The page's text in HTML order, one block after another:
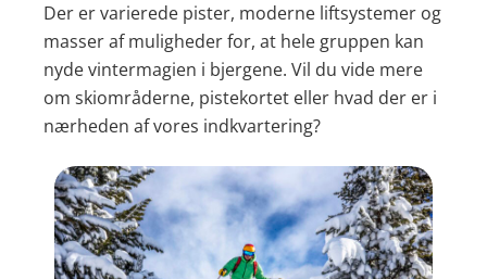
Der er varierede pister, moderne liftsystemer og
masser af muligheder for, at hele gruppen kan
nyde vintermagien i bjergene. Vil du vide mere
om skiområderne, pistekortet eller hvad der er i
nærheden af vores indkvartering?